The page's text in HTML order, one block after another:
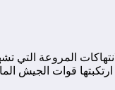
قوات الجيش